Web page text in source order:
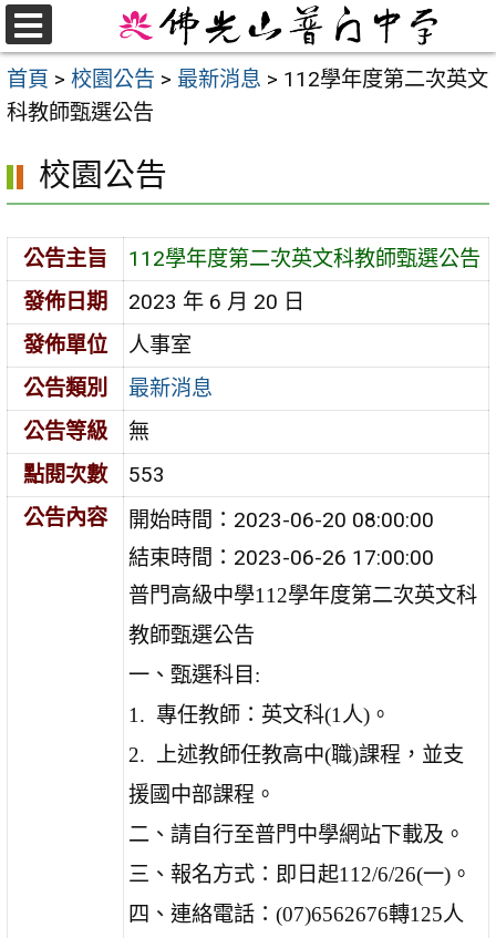
跳
至
主
要
首頁 > 校園公告 > 最新消息 > 112學年度第二次英文
科教師甄選公告
校園公告
公告主旨
112學年度第二次英文科教師甄選公告
發佈日期
2023 年 6 月 20 日
發佈單位
人事室
公告類別
最新消息
公告等級
無
點閱次數
553
公告內容
開始時間：2023-06-20 08:00:00
結束時間：2023-06-26 17:00:00
普門高級中學112學年度第二次英文科
教師甄選公告
一、甄選科目:
1.專任教師：英文科(1人)。
2.
上述教師任教高中(職)課程，並支
援國中部課程。
二、請自行至普門中學網站下載及。
三、報名方式：即日起112/6/26(一)。
四、連絡電話：(07)6562676轉125人
選
單